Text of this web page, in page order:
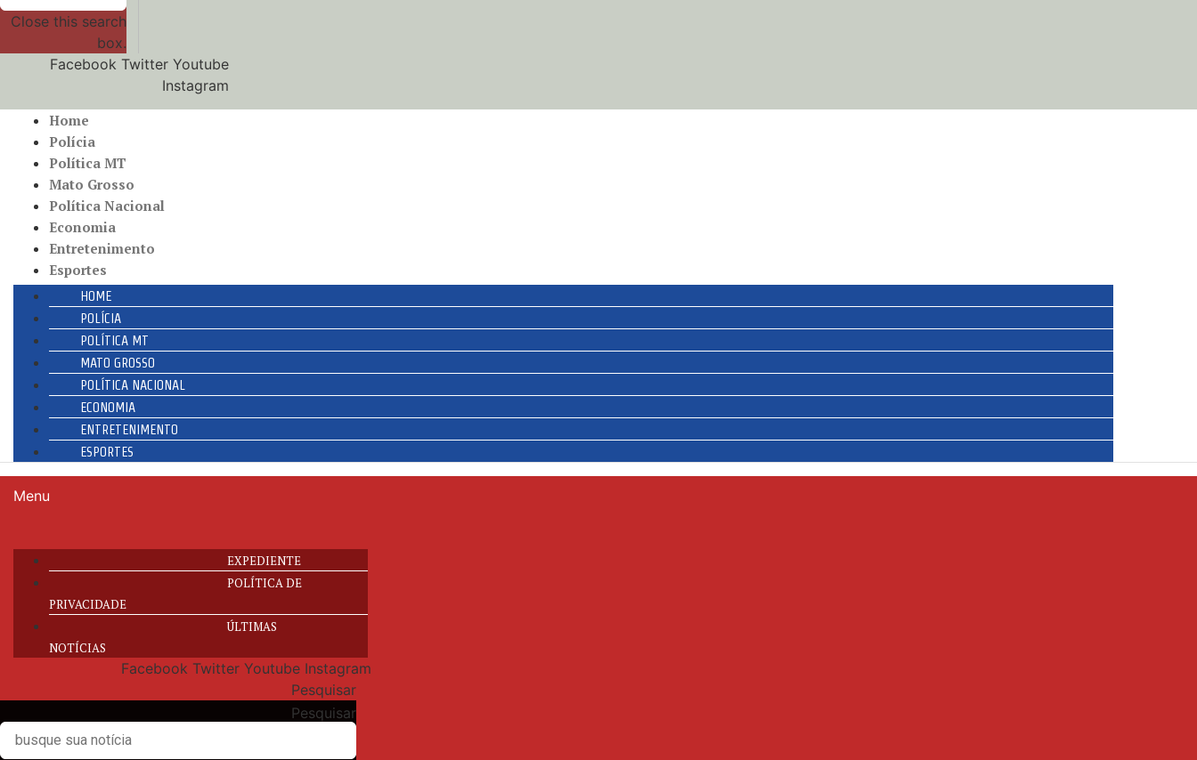
Close this search
box.
Facebook Twitter Youtube
Instagram
Home
Polícia
Política MT
Mato Grosso
Política Nacional
Economia
Entretenimento
Esportes
HOME
POLÍCIA
POLÍTICA MT
MATO GROSSO
POLÍTICA NACIONAL
ECONOMIA
ENTRETENIMENTO
ESPORTES
Menu
EXPEDIENTE
POLÍTICA DE
PRIVACIDADE
ÚLTIMAS
NOTÍCIAS
Facebook Twitter Youtube Instagram
Pesquisar
Pesquisar